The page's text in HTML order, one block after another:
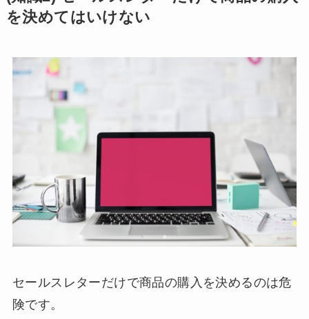
を決めてはいけない
セールスレターだけで商品の購入を決めるのは危
険です。